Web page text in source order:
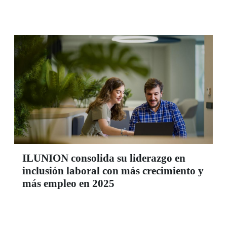
ILUNION consolida su liderazgo en
inclusión laboral con más crecimiento y
más empleo en 2025